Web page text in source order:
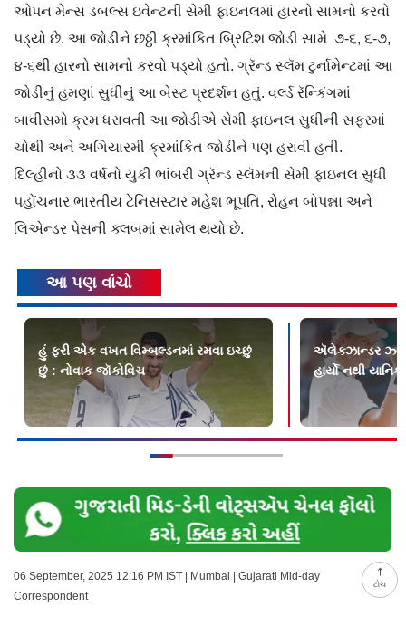
ટોચ
ઓપન મેન્સ ડબલ્સ ઇવેન્ટની સેમી ફાઇનલમાં હારનો સામનો કરવો
પડ્યો છે. આ જોડીને છઠ્ઠી ક્રમાંકિત બ્રિટિશ જોડી સામે ૭-૬, ૬-૭,
૪-૬થી હારનો સામનો કરવો પડ્યો હતો. ગ્રૅન્ડ સ્લૅમ ટુર્નામેન્ટમાં આ
જોડીનું હમણાં સુધીનું આ બેસ્ટ પ્રદર્શન હતું. વર્લ્ડ રૅન્કિંગમાં
બાવીસમો ક્રમ ધરાવતી આ જોડીએ સેમી ફાઇનલ સુધીની સફરમાં
ચોથી અને અગિયારમી ક્રમાંકિત જોડીને પણ હરાવી હતી.
દિલ્હીનો ૩૩ વર્ષનો યુકી ભાંબરી ગ્રૅન્ડ સ્લૅમની સેમી ફાઇનલ સુધી
પહોંચનાર ભારતીય ટેનિસસ્ટાર મહેશ ભૂપતિ, રોહન બોપન્ના અને
લિએન્ડર પેસની ક્લબમાં સામેલ થયો છે.
આ પણ વાંચો
હું ફરી એક વખત વિમ્બલ્ડનમાં રમવા ઇચ્છું
છું : નોવાક જૉકોવિચ
ઍલેક્ઝાન્ડર
હાર્યો નથી
06 September, 2025 12:16 PM IST | Mumbai | Gujarati Mid-day
Correspondent